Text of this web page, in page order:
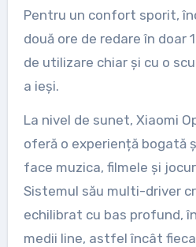
Pentru un confort sporit,
două ore de redare în doar
de utilizare chiar și cu o
a ieși.
La nivel de sunet, Xiaomi
oferă o experiență bogată
face muzica, filmele și
Sistemul său multi-driver
echilibrat cu bas profund,
medii line, astfel încât